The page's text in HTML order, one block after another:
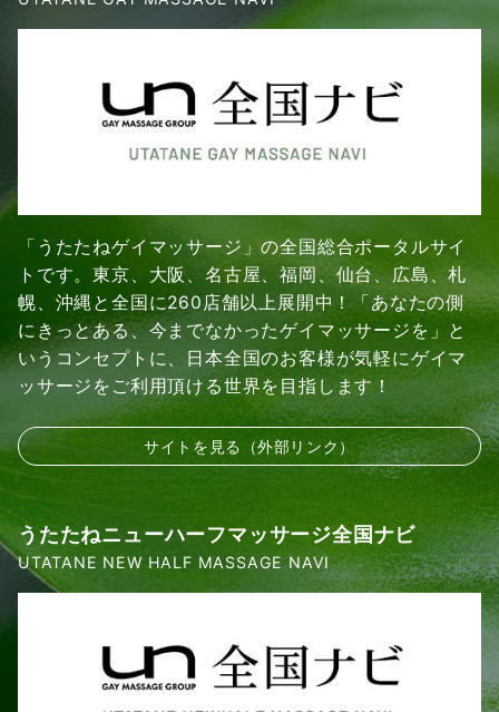
「うたたねゲイマッサージ」の全国総合ポータルサイ
トです。東京、大阪、名古屋、福岡、仙台、広島、札
幌、沖縄と全国に260店舗以上展開中！「あなたの側
にきっとある、今までなかったゲイマッサージを」と
いうコンセプトに、日本全国のお客様が気軽にゲイマ
ッサージをご利用頂ける世界を目指します！
サイトを見る（外部リンク）
うたたねニューハーフマッサージ全国ナビ
UTATANE NEW HALF MASSAGE NAVI